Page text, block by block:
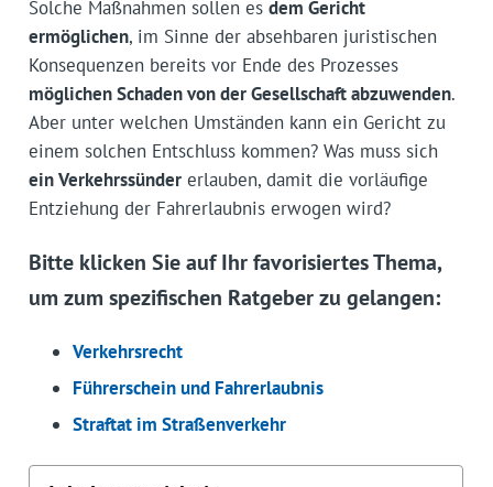
Solche Maßnahmen sollen es dem Gericht
ermöglichen, im Sinne der absehbaren juristischen
Konsequenzen bereits vor Ende des Prozesses
möglichen Schaden von der Gesellschaft abzuwenden.
Aber unter welchen Umständen kann ein Gericht zu
einem solchen Entschluss kommen? Was muss sich
ein Verkehrssündererlauben, damit die vorläufige
Entziehung der Fahrerlaubnis erwogen wird?
Bitte klicken Sie auf Ihr favorisiertes Thema,
um zum spezifischen Ratgeber zu gelangen:
Verkehrsrecht
Führerschein und Fahrerlaubnis
Straftat im Straßenverkehr